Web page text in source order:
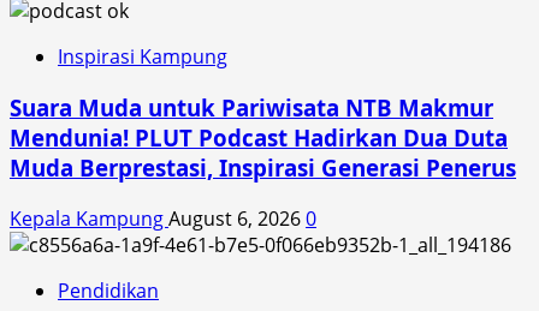
Inspirasi Kampung
Suara Muda untuk Pariwisata NTB Makmur
Mendunia! PLUT Podcast Hadirkan Dua Duta
Muda Berprestasi, Inspirasi Generasi Penerus
Kepala KampungAugust 6, 20260
Pendidikan